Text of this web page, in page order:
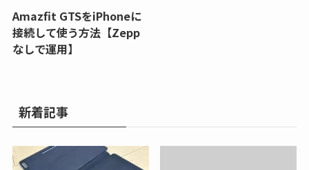
Amazfit GTSをiPhoneに
接続して使う方法【Zepp
なしで運用】
新着記事